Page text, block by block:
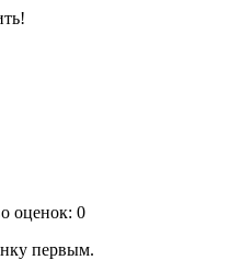
оценок: 0
первым.